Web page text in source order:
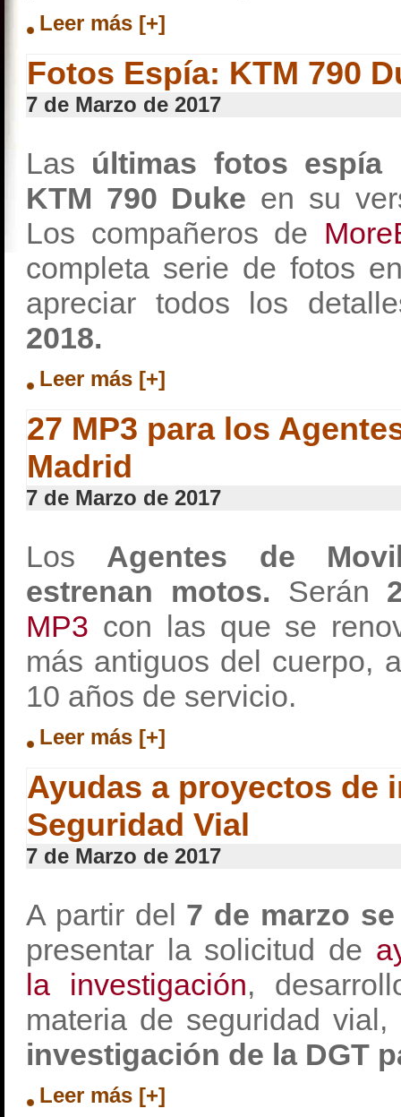
Leer más [+]
Fotos Espía: KTM 790
7 de Marzo de 2017
Las últimas fotos espía
KTM 790 Duke en su
Los compañeros de
completa serie de fotos
apreciar todos los
2018.
Leer más [+]
27 MP3 para los
Madrid
7 de Marzo de 2017
Los Agentes de
estrenan motos. Serán
MP3 con las que se
más antiguos del cuerpo,
10 años de servicio.
Leer más [+]
Ayudas a proyectos de
Seguridad Vial
7 de Marzo de 2017
A partir del 7 de marzo
presentar la solicitud de
la investigación,
materia de seguridad
investigación de la DGT
Leer más [+]